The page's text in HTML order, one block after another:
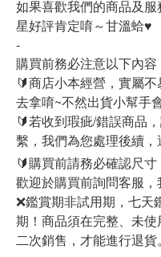
如果喜歡我們的商品
星好評肯定唷～甘溫蛤♥
-
購買前務必注意以下內容
🔰商店小本經營，實屬
去拿唷~不然出貨小幫手
🔰若收到瑕疵/錯誤商品
繫，我們為您處理後續，
🔰購買前請務必確認尺
歡迎於購買前詢問客服，
❌鑑賞期非試用期，七
期！商品須在完整、未
二次銷售，才能進行退貨。